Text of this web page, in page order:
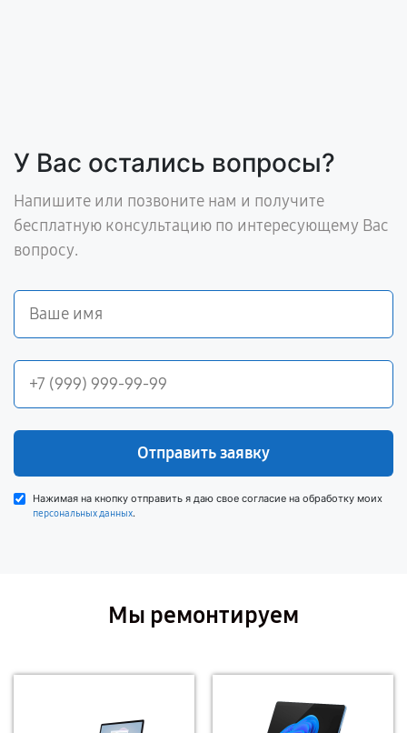
У Вас остались вопросы?
Напишите или позвоните нам и получите
бесплатную консультацию по интересующему Вас
вопросу.
Отправить заявку
Нажимая на кнопку отправить я даю свое согласие на обработку моих
персональных данных.
Мы ремонтируем